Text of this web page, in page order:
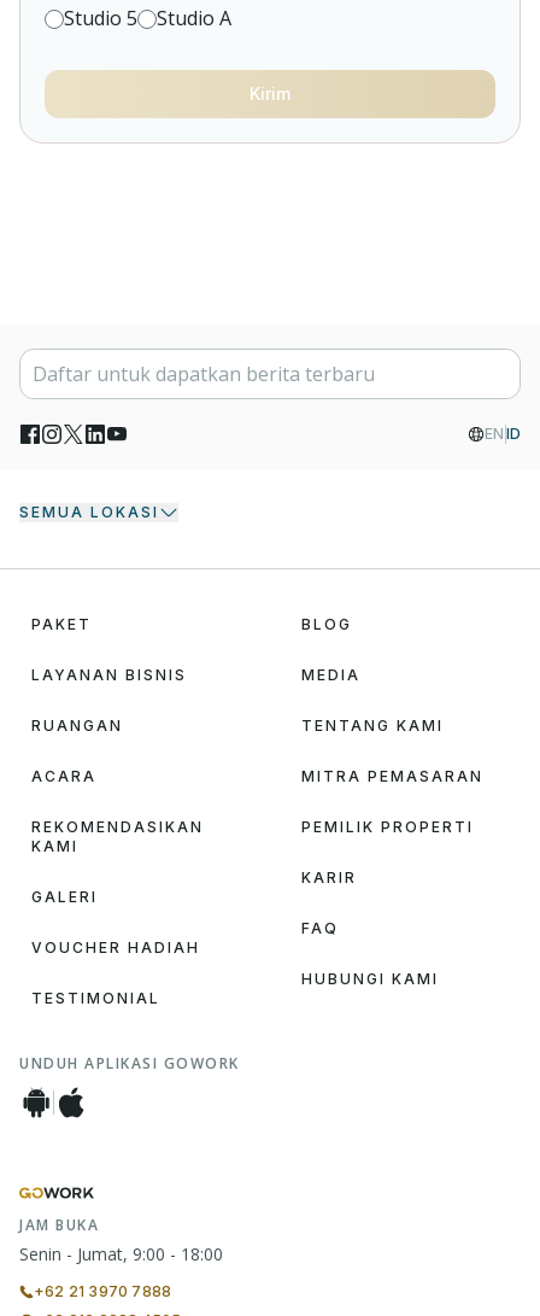
Studio 5 Studio A
Kirim
EN ID
SEMUA LOKASI
PAKET
LAYANAN BISNIS
RUANGAN
ACARA
REKOMENDASIKAN
KAMI
GALERI
VOUCHER HADIAH
TESTIMONIAL
BLOG
MEDIA
TENTANG KAMI
MITRA PEMASARAN
PEMILIK PROPERTI
KARIR
FAQ
HUBUNGI KAMI
UNDUH APLIKASI GOWORK
JAM BUKA
Senin - Jumat, 9:00 - 18:00
+62 21 3970 7888